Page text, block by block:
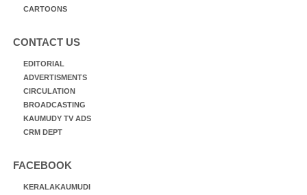
CARTOONS
CONTACT US
EDITORIAL
ADVERTISMENTS
CIRCULATION
BROADCASTING
KAUMUDY TV ADS
CRM DEPT
FACEBOOK
KERALAKAUMUDI